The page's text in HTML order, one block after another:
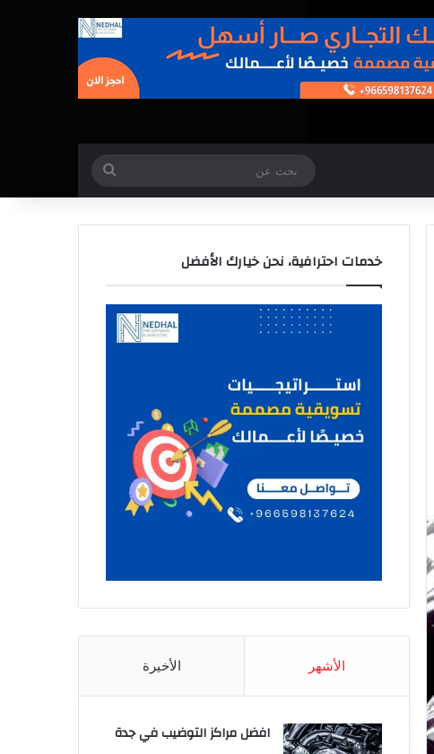
عن
خدمات احترافية، نحن خيارك الأفضل
الأشهر الأخيرة
افضل مراكز التوضيب في جدة